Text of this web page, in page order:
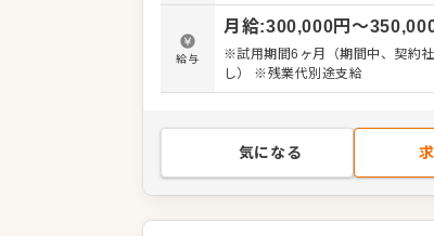
たきめ細やかなサービスで、特別
を演出することがミッションです
料理「故宮」が9年連続でミシュ
るなど、質の高い料理とサービス
しょう。 ＜おすすめポイント＞ ウェスティンホテ
ルという世界的ブランドで働ける
給与
月給:300,000円〜
※試用期間6ヶ月（期間中、契約
し） ※残業代別途支給
気になる